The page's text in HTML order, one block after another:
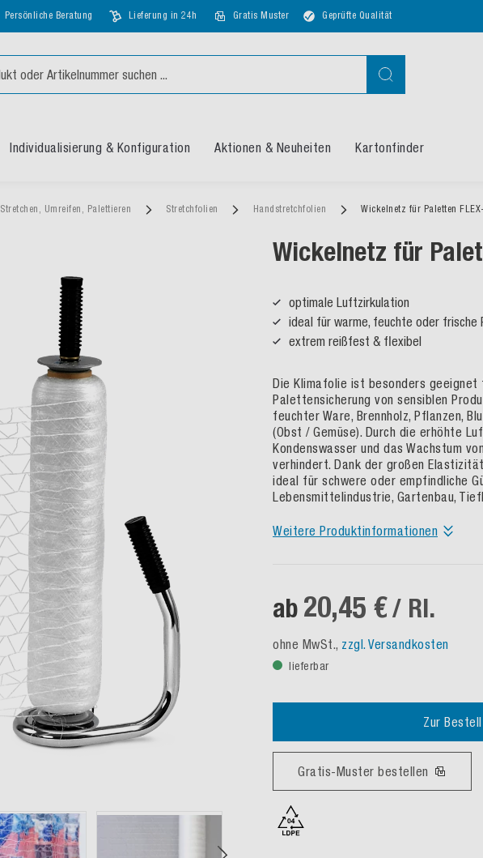
Persönliche Beratung Lieferung in 24h Gratis Muster Geprüfte Qualität
Suche
Individualisierung & Konfiguration Aktionen & Neuheiten Kartonfinder
Stretchen, Umreifen, Palettieren Stretchfolien Handstretchfolien Wickelnetz für Paletten
Wickelnetz für
optimale Luftzirkulation
ideal für warme, feuchte oder frische
extrem reißfest & flexibel
Die Klimafolie ist besonders geeignet
Palettensicherung von sensiblen
feuchter Ware, Brennholz, Pflanzen,
(Obst / Gemüse). Durch die erhöhte
Kondenswasser und das Wachstum
verhindert. Dank der großen
ideal für schwere oder empfindliche
Lebensmittelindustrie, Gartenbau,
Weitere Produktinformationen
ab 20,45 €/ Rl.
ohne MwSt., zzgl. Versandkosten
lieferbar
Zur
Gratis-Muster bestellen